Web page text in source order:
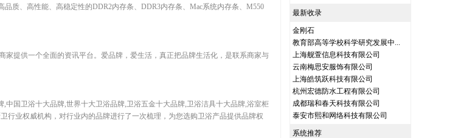
质、高性能、高稳定性的DDR2内存条、DDR3内存条、Mac系统内存条、M550
提供一个全面的资讯平台。爱品牌，爱生活，真正把品牌生活化，是联系商家与
国卫浴十大品牌,世界十大卫浴品牌,卫浴五金十大品牌,卫浴洁具十大品牌,浴室柜
行业权威机构，对行业内的品牌进行了一次梳理，为您选购卫浴产品提供品牌权
最新收录
金刚石
教育部高等学校科学研究发展中...
上海舰萱信息科技有限公司
云南梅思安服饰有限公司
上海皓筑跃科技有限公司
杭州宏德防水工程有限公司
成都瑞和春天科技有限公司
泰安市熙和网络科技有限公司
系统推荐